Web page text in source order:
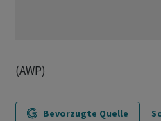
(AWP)
Bevorzugte Quelle